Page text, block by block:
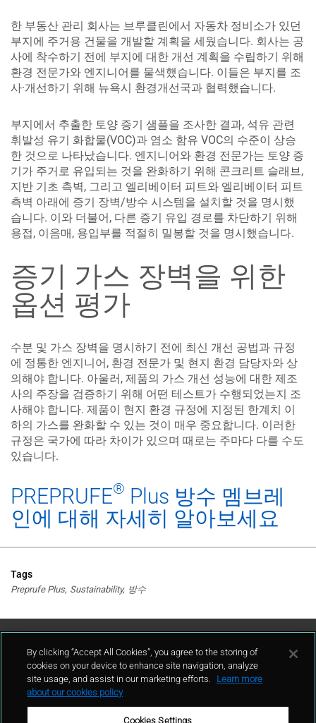
한 부동산 관리 회사는 브루클린에서 자동차 정비소가 있던
부지에 주거용 건물을 개발할 계획을 세웠습니다. 회사는 공
사에 착수하기 전에 부지에 대한 개선 계획을 수립하기 위해
환경 전문가와 엔지니어를 물색했습니다. 이들은 부지를 조
사·개선하기 위해 뉴욕시 환경개선국과 협력했습니다.
부지에서 추출한 토양 증기 샘플을 조사한 결과, 석유 관련
휘발성 유기 화합물(VOC)과 염소 함유 VOC의 수준이 상승
한 것으로 나타났습니다. 엔지니어와 환경 전문가는 토양 증
기가 주거로 유입되는 것을 완화하기 위해 콘크리트 슬래브,
지반 기초 측벽, 그리고 엘리베이터 피트와 엘리베이터 피트
측벽 아래에 증기 장벽/방수 시스템을 설치할 것을 명시했
습니다. 이와 더불어, 다른 증기 유입 경로를 차단하기 위해
용접, 이음매, 용입부를 적절히 밀봉할 것을 명시했습니다.
증기 가스 장벽을 위한
옵션 평가
수분 및 가스 장벽을 명시하기 전에 최신 개선 공법과 규정
에 정통한 엔지니어, 환경 전문가 및 현지 환경 담당자와 상
의해야 합니다. 아울러, 제품의 가스 개선 성능에 대한 제조
사의 주장을 검증하기 위해 어떤 테스트가 수행되었는지 조
사해야 합니다. 제품이 현지 환경 규정에 지정된 한계치 이
하의 가스를 완화할 수 있는 것이 매우 중요합니다. 이러한
규정은 국가에 따라 차이가 있으며 때로는 주마다 다를 수도
있습니다.
PREPRUFE® Plus 방수 멤브레
인에 대해 자세히 알아보세요
Tags
Preprufe Plus Sustainability 방수
고객지원
By clicking “Accept All Cookies”, you agree to the storing of
cookies on your device to enhance site navigation, analyze
site usage, and assist in our marketing efforts.
Learn more
about our cookies policy
Cookies Settings